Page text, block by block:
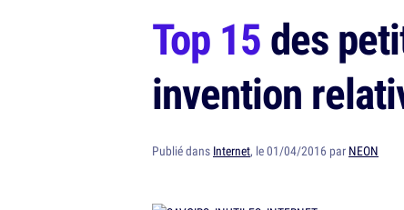
Top 15des
invention
Publié dans Internet, le 01/04/2016 par NEON